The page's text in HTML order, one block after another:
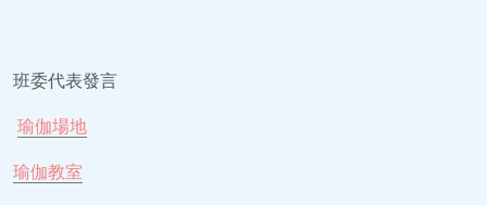
班委代表發言
瑜伽場地
瑜伽教室